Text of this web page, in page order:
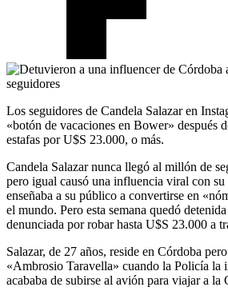
Los seguidores de Candela Salazar en
«botón de vacaciones en Bower» después
estafas por U$S 23.000, o más.
Candela Salazar nunca llegó al millón de
pero igual causó una influencia viral con
enseñaba a su público a convertirse en
el mundo. Pero esta semana quedó
denunciada por robar hasta U$S 23.000 a
Salazar, de 27 años, reside en Córdoba
«Ambrosio Taravella» cuando la Policía la
acababa de subirse al avión para viajar a la